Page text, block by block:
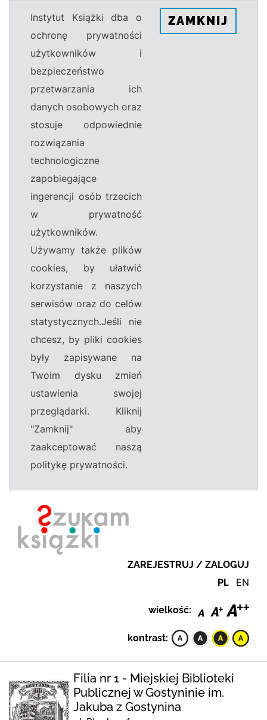
Instytut Książki dba o
ochronę prywatności
użytkowników i
bezpieczeństwo
przetwarzania ich
danych osobowych oraz
stosuje odpowiednie
rozwiązania
technologiczne
zapobiegające
ingerencji osób trzecich
w prywatność
użytkowników.
Używamy także plików
cookies, by ułatwić
korzystanie z naszych
serwisów oraz do celów
statystycznych.Jeśli nie
chcesz, by pliki cookies
były zapisywane na
Twoim dysku zmień
ustawienia swojej
przeglądarki. Kliknij
"Zamknij" aby
zaakceptować naszą
politykę prywatności.
ZAMKNIJ
ZAREJESTRUJ / ZALOGUJ
PL EN
wielkość:
kontrast:
Filia nr 1 - Miejskiej Biblioteki
Publicznej w Gostyninie im.
Jakuba z Gostynina